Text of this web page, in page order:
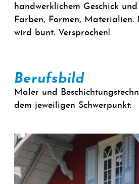
handwerklichem Geschick
Farben, Formen, Materialien.
wird bunt. Versprochen!
Berufsbild
Maler und
dem jeweiligen Schwerpunkt: